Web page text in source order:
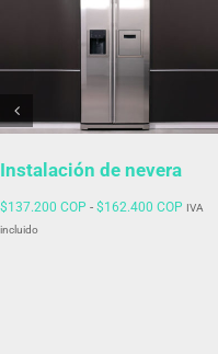
Instalación de nevera
$137.200 COP - $162.400 COP IVA
incluido